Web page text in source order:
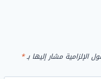
الإلزامية مشار إليها بـ*